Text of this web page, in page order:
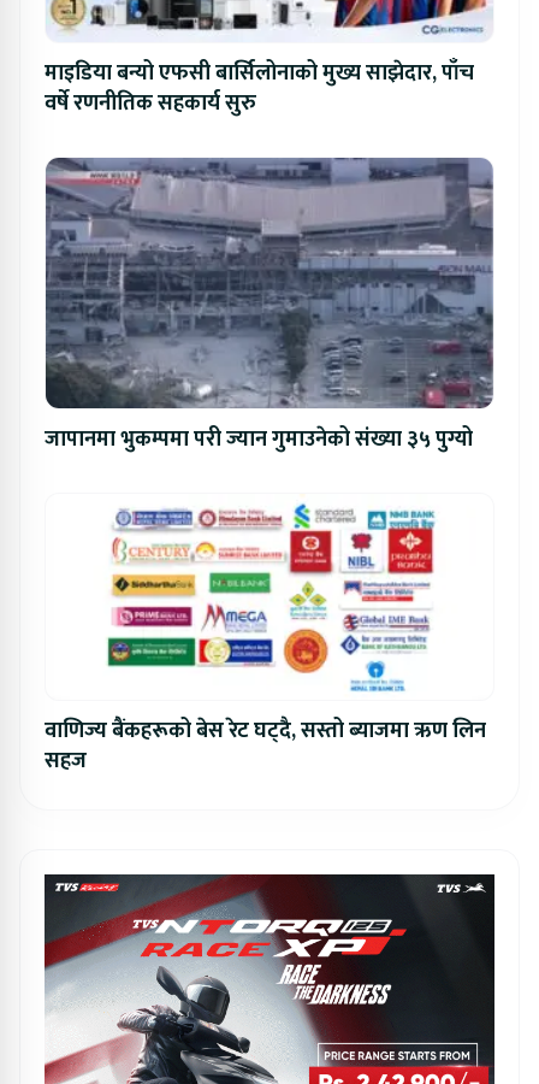
माइडिया बन्यो एफसी बार्सिलोनाको मुख्य साझेदार, पाँच
वर्षे रणनीतिक सहकार्य सुरु
जापानमा भुकम्पमा परी ज्यान गुमाउनेको संख्या ३५ पुग्यो
वाणिज्य बैंकहरूको बेस रेट घट्दै, सस्तो ब्याजमा ऋण लिन
सहज